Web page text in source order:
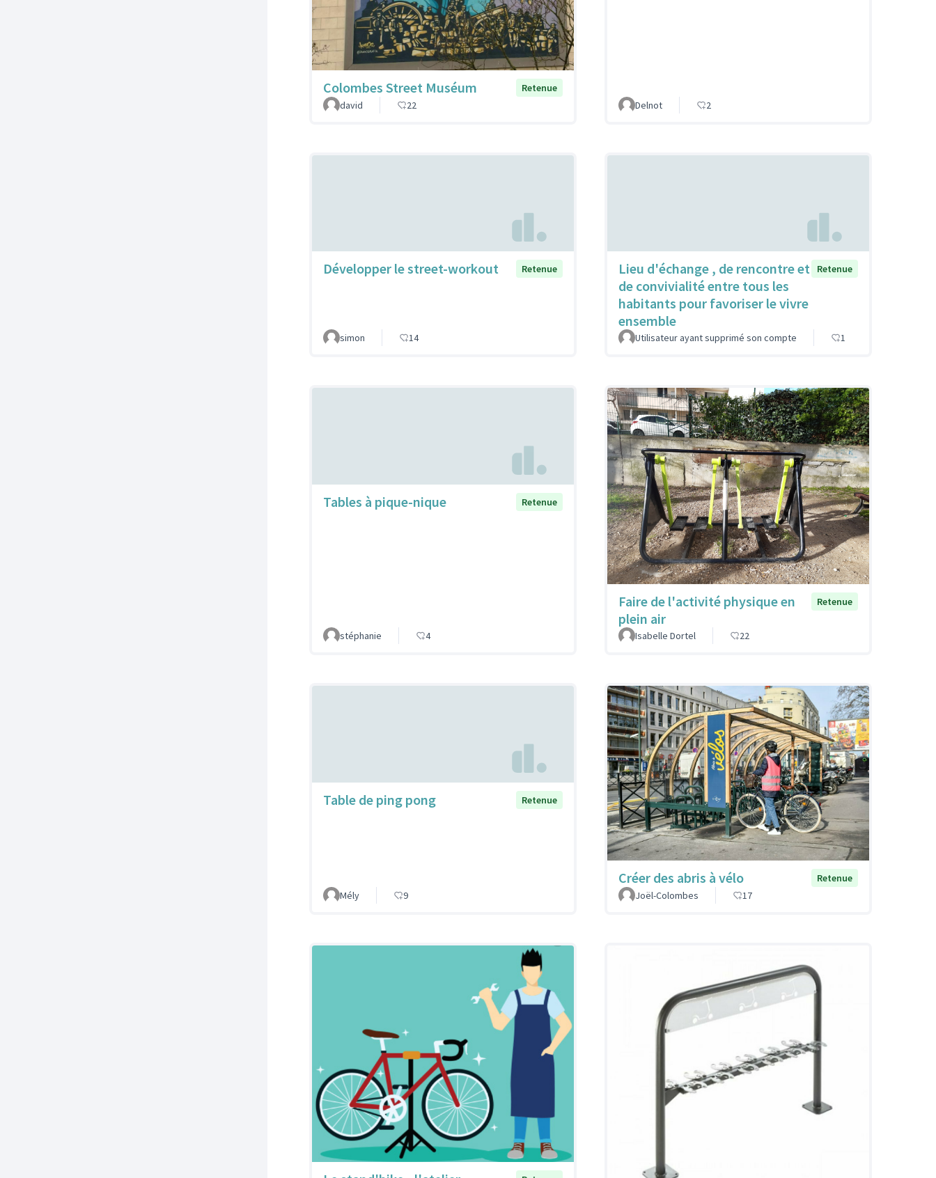
Colombes Street Muséum
Retenue
david
22 Delnot 2
Développer le street-workout Retenue
simon 14
Lieu d'échange , de rencontre et
de convivialité entre tous les
habitants pour favoriser le vivre
ensemble
Retenue
Utilisateur ayant supprimé son compte 1
Tables à pique-nique Retenue
stéphanie 4
Faire de l'activité physique en
plein air
Retenue
Isabelle Dortel 22
Table de ping pong Retenue
Mély 9
Créer des abris à vélo
Retenue
Joël-Colombes
17